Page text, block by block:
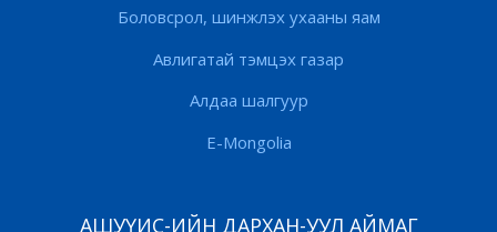
Боловсрол, шинжлэх ухааны яам
Авлигатай тэмцэх газар
Алдаа шалгуур
E-Mongolia
АШУҮИС-ИЙН ДАРХАН-УУЛ АЙМАГ